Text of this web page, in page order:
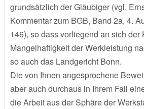
grundsätzlich der Gläubiger (vgl.
Kommentar zum BGB, Band 2a, 4.
146), so dass vorliegend an sich der
Mangelhaftigkeit der Werkleistung
so auch das Landgericht Bonn.
Die von Ihnen angesprochene
aber auch durchaus in Ihrem Fall
die Arbeit aus der Sphäre der